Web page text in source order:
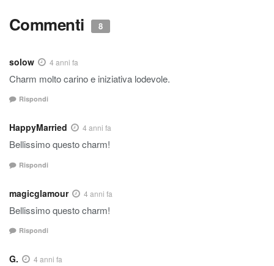
Commenti 8
solow 4 anni fa
Charm molto carino e iniziativa lodevole.
Rispondi
HappyMarried 4 anni fa
Bellissimo questo charm!
Rispondi
magicglamour 4 anni fa
Bellissimo questo charm!
Rispondi
G. 4 anni fa